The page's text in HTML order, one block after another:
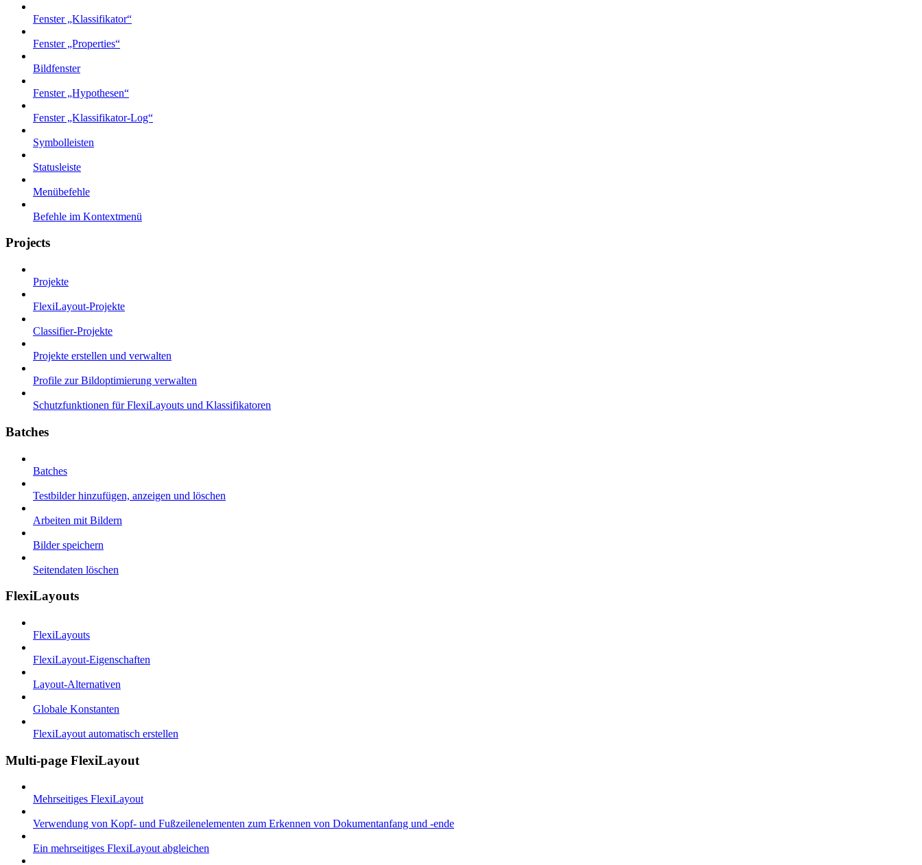
Fenster „Klassifikator“
Fenster „Properties“
Bildfenster
Fenster „Hypothesen“
Fenster „Klassifikator-Log“
Symbolleisten
Statusleiste
Menübefehle
Befehle im Kontextmenü
Projects
Projekte
FlexiLayout-Projekte
Classifier-Projekte
Projekte erstellen und verwalten
Profile zur Bildoptimierung verwalten
Schutzfunktionen für FlexiLayouts und Klassifikatoren
Batches
Batches
Testbilder hinzufügen, anzeigen und löschen
Arbeiten mit Bildern
Bilder speichern
Seitendaten löschen
FlexiLayouts
FlexiLayouts
FlexiLayout-Eigenschaften
Layout-Alternativen
Globale Konstanten
FlexiLayout automatisch erstellen
Multi-page FlexiLayout
Mehrseitiges FlexiLayout
Verwendung von Kopf- und Fußzeilenelementen zum Erkennen von Dokumentanfang und -ende
Ein mehrseitiges FlexiLayout abgleichen